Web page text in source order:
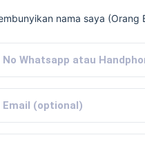
nama saya (Orang